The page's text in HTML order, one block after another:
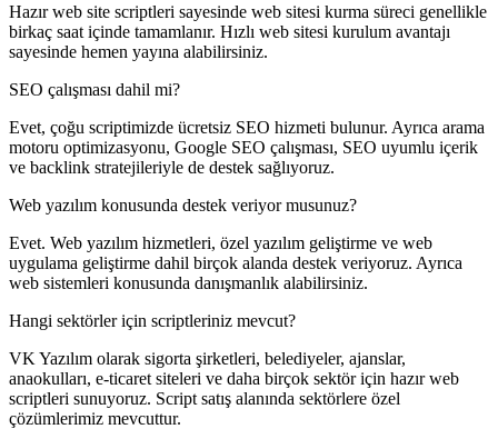
Hazır web site scriptleri sayesinde web sitesi kurma süreci genellikle
birkaç saat içinde tamamlanır. Hızlı web sitesi kurulum avantajı
sayesinde hemen yayına alabilirsiniz.
SEO çalışması dahil mi?
Evet, çoğu scriptimizde ücretsiz SEO hizmeti bulunur. Ayrıca arama
motoru optimizasyonu, Google SEO çalışması, SEO uyumlu içerik
ve backlink stratejileriyle de destek sağlıyoruz.
Web yazılım konusunda destek veriyor musunuz?
Evet. Web yazılım hizmetleri, özel yazılım geliştirme ve web
uygulama geliştirme dahil birçok alanda destek veriyoruz. Ayrıca
web sistemleri konusunda danışmanlık alabilirsiniz.
Hangi sektörler için scriptleriniz mevcut?
VK Yazılım olarak sigorta şirketleri, belediyeler, ajanslar,
anaokulları, e-ticaret siteleri ve daha birçok sektör için hazır web
scriptleri sunuyoruz. Script satış alanında sektörlere özel
çözümlerimiz mevcuttur.